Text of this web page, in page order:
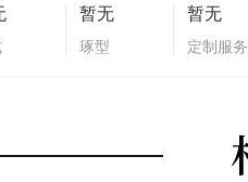
暂无
琢型
暂无
定制服务